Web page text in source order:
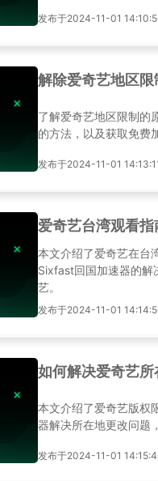
发布于2024-11-01
解除爱奇艺地区
了解爱奇艺地区限制的
的方法，以及获取免费
发布于2024-11-01
爱奇艺台湾观看
本文介绍了爱奇艺在台
Sixfast回国加速器的解
艺。
发布于2024-11-01
如何解决爱奇艺
本文介绍了爱奇艺版权
器解决所在地更改问题
发布于2024-11-01